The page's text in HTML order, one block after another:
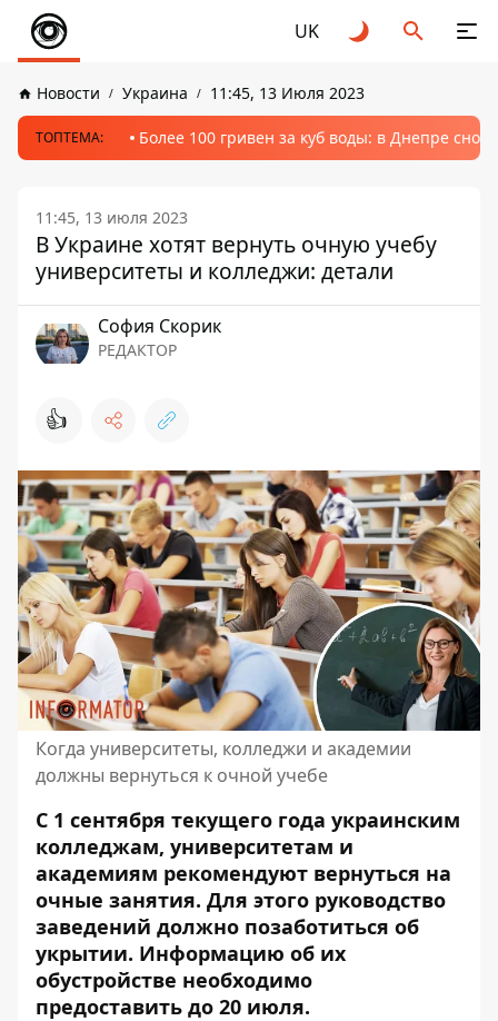
UK
Новости Украина 11:45, 13 Июля 2023
ТОПТЕМА: Более 100 гривен за куб воды: в Днепре
11:45, 13 июля 2023
В Украине хотят вернуть очную учебу
университеты и колледжи: детали
София Скорик
РЕДАКТОР
👍
Когда университеты, колледжи и академии
должны вернуться к очной учебе
С 1 сентября текущего года украинским
колледжам, университетам и
академиям рекомендуют вернуться на
очные занятия. Для этого руководство
заведений должно позаботиться об
укрытии. Информацию об их
обустройстве необходимо
предоставить до 20 июля.